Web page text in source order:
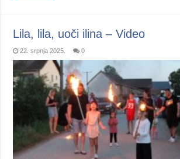
Lila, lila, uoči ilina – Video
22. srpnja 2025. 0